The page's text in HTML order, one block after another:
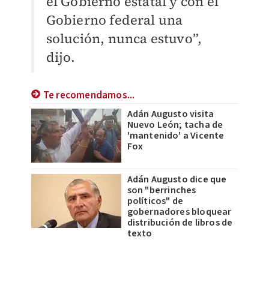
Gobierno federal una
solución, nunca estuvo”,
dijo.
Te recomendamos...
Adán Augusto visita
Nuevo León; tacha de
'mantenido' a Vicente
Fox
Adán Augusto dice que
son "berrinches
políticos" de
gobernadores bloquear
distribución de libros de
texto